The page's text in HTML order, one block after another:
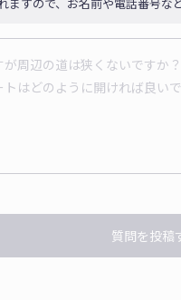
質問を投稿